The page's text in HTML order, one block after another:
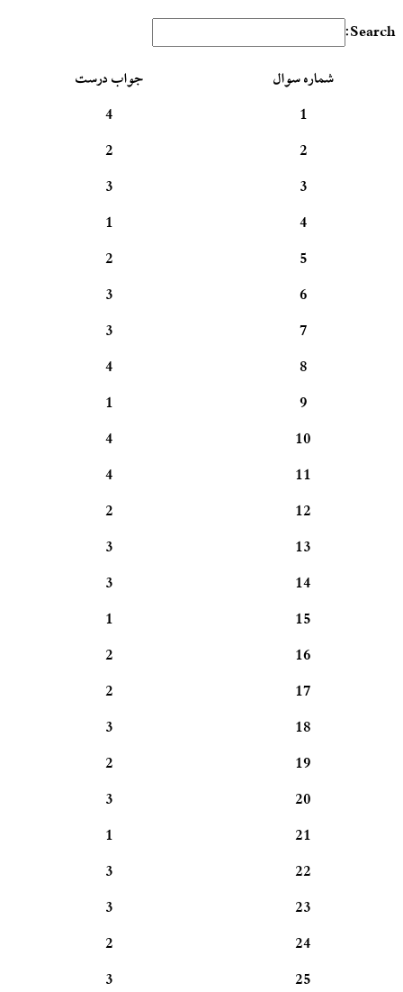
Search:
شماره سوال
جواب درست
1
4
2
2
3
3
4
1
5
2
6
3
7
3
8
4
9
1
10
4
11
4
12
2
13
3
14
3
15
1
16
2
17
2
18
3
19
2
20
3
21
1
22
3
23
3
24
2
25
3